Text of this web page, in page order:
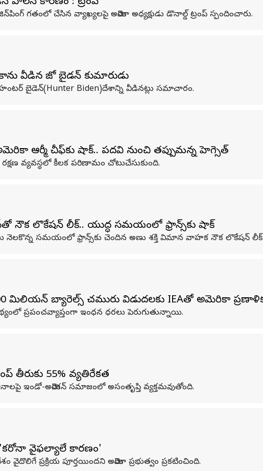
గతంలో చేసిన వ్యాఖ్యలపై అమెరికా అధ్యక్షుడు డొనాల్డ్ ట్రంప్ స్పందించారు.
వీడిన జో బైడన్ కుమారుడు
బైడెన్(Hunter Biden)దేశాన్ని వీడినట్లు సమాచారం.
ఆర్మీ చీఫ్‌కు షాక్.. పదవి నుంచి తప్పుకోమన్న హెగ్సెత్
వ్యవస్థలో కీలక పరిణామం చోటుచేసుకుంది.
నౌక లొకేషన్ లీక్.. యుద్ధ సమయంలో ఫ్రాన్స్‌కు షాక్
నెలకొన్న సమయంలో ఫ్రాన్స్‌కు చెందిన అణు శక్తి విమాన వాహక నౌక లొకేషన్ లీక్
మిలియన్ బ్యారెల్స్ చమురు విడుదలకు IEAతో అమెరికా
ప్రపంచవ్యాప్తంగా ఇంధన ధరలు పెరుగుతున్నాయి.
తీరుకు 55% వ్యతిరేకత
ఇండో-అమెరికన్ సమాజంలో అసంతృప్తి వ్యక్తమవుతోంది.
'కరోనా వైఫల్యాలే కారణం'
ప్రక్రియ పూర్తయిందని అమెరికా ప్రభుత్వం ప్రకటించింది.